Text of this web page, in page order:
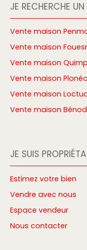
JE RECHERCHE UN
Vente maison
Vente maison
Vente maison
Vente maison
Vente maison
Vente maison
JE SUIS
Estimez votre bien
Vendre avec nous
Espace vendeur
Nous contacter